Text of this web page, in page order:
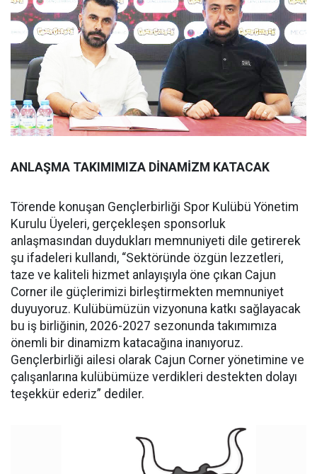
ANLAŞMA TAKIMIMIZA DİNAMİZM KATACAK
Törende konuşan Gençlerbirliği Spor Kulübü Yönetim
Kurulu Üyeleri, gerçekleşen sponsorluk
anlaşmasından duydukları memnuniyeti dile getirerek
şu ifadeleri kullandı, “Sektöründe özgün lezzetleri,
taze ve kaliteli hizmet anlayışıyla öne çıkan Cajun
Corner ile güçlerimizi birleştirmekten memnuniyet
duyuyoruz. Kulübümüzün vizyonuna katkı sağlayacak
bu iş birliğinin, 2026-2027 sezonunda takımımıza
önemli bir dinamizm katacağına inanıyoruz.
Gençlerbirliği ailesi olarak Cajun Corner yönetimine ve
çalışanlarına kulübümüze verdikleri destekten dolayı
teşekkür ederiz” dediler.